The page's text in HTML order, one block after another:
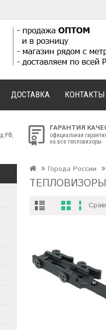
ДОСТАВКА КОНТАКТЫ
РФ,
ГАРАНТИЯ
официальная
на все тепловизоры
Города России